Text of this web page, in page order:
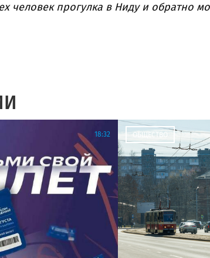
человек прогулка в Ниду и обратно
18:32 ОБЩЕСТВО